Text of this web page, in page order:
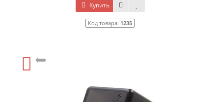
Купить
Код товара: 1235